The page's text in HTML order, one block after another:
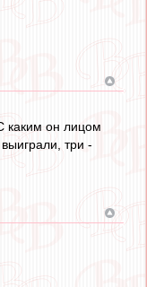
каким он лицом
три -